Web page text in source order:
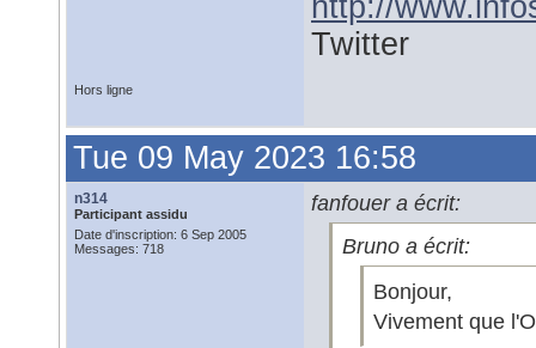
http://
Twitter
Hors ligne
Tue 09 May 2023 16:58
n314
Participant assidu
Date d'inscription: 6 Sep 2005
Messages: 718
fanfouer a écrit:
Bruno a écrit:
Bonjour,
Vivement que